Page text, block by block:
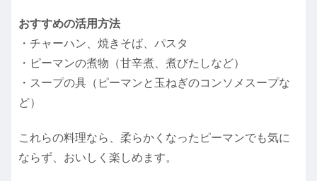
おすすめの活用方法
・チャーハン、焼きそば、パスタ
・ピーマンの煮物（甘辛煮、煮びたしなど）
・スープの具（ピーマンと玉ねぎのコンソメスープな
ど）
これらの料理なら、柔らかくなったピーマンでも気に
ならず、おいしく楽しめます。